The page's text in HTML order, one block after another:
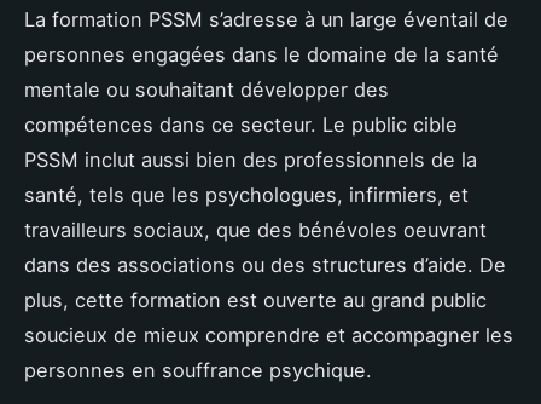
La formation PSSM s’adresse à un large éventail de
personnes engagées dans le domaine de la santé
mentale ou souhaitant développer des
compétences dans ce secteur. Le public cible
PSSM inclut aussi bien des professionnels de la
santé, tels que les psychologues, infirmiers, et
travailleurs sociaux, que des bénévoles oeuvrant
dans des associations ou des structures d’aide. De
plus, cette formation est ouverte au grand public
soucieux de mieux comprendre et accompagner les
personnes en souffrance psychique.